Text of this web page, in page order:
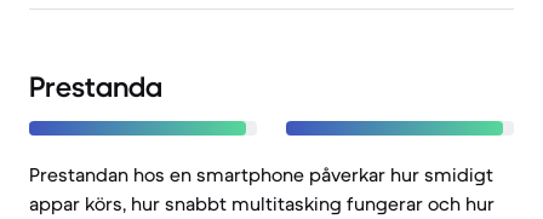
Prestanda
Prestandan hos en smartphone påverkar hur smidigt
appar körs, hur snabbt multitasking fungerar och hur